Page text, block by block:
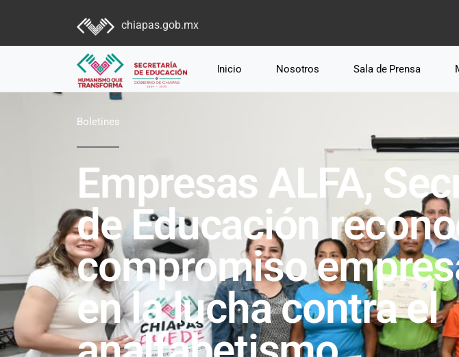
chiapas.gob.mx
Inicio Nosotros Sala de Prensa
Boletines
Empresas ALFA,
de Educación
compromiso
en la lucha contra el